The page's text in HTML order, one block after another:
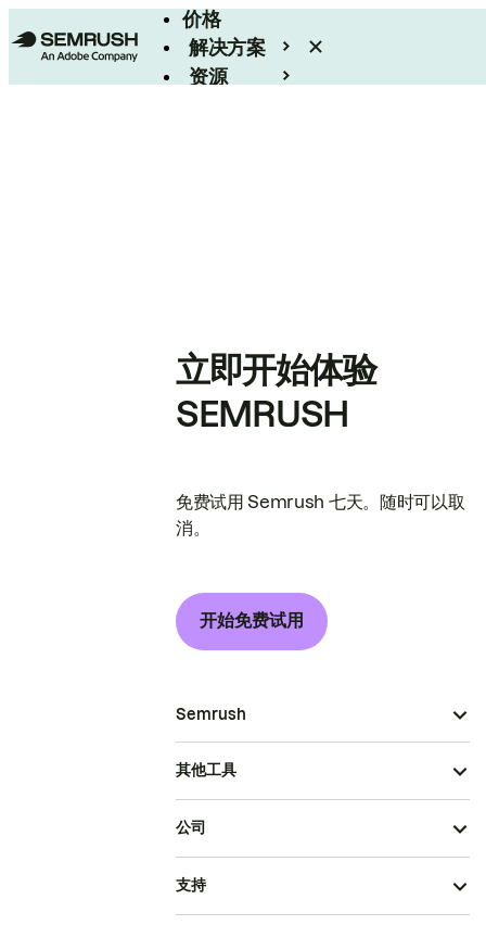
价格
解决方案
资源
立即开始体验
SEMRUSH
免费试用 Semrush 七天。随时可以取
消。
开始免费试用
Semrush
其他工具
公司
支持